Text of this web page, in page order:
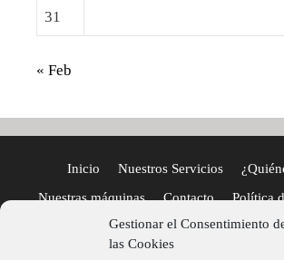
Gestionar el Consentimiento
las Cookies
31
« Feb
Inicio Nuestros Servicios
Nuestras máquinas
Contacto
Política
Términos y condiciones
Información sobre la tienda